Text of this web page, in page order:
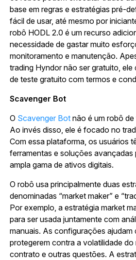
base em regras e estratégias pré-
fácil de usar, até mesmo por
robô HODL 2.0 é um recurso
necessidade de gastar muito
monitoramento e manutenção.
trading Hyndor não ser gratuito,
de teste gratuito com termos e
Scavenger Bot
O Scavenger Bot não é um robô
Ao invés disso, ele é focado no
Com essa plataforma, os usuários
ferramentas e soluções avançadas
ampla gama de ativos digitais.
O robô usa principalmente duas
denominadas “market maker” e
Por exemplo, a estratégia market
para ser usada juntamente com
manuais. As configurações ajudam
protegerem contra a volatilidade
contrato e outras questões. A